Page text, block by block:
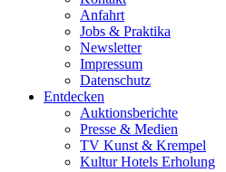
Anfahrt
Jobs & Praktika
Newsletter
Impressum
Datenschutz
Entdecken
Auktionsberichte
Presse & Medien
TV Kunst & Krempel
Kultur Hotels Erholung